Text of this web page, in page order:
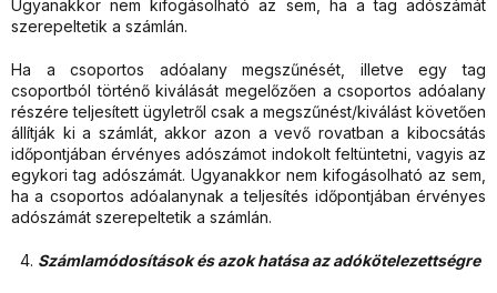
Ugyanakkor nem kifogásolható az sem, ha a tag adószámát
szerepeltetik a számlán.
Ha a csoportos adóalany megszűnését, illetve egy tag
csoportból történő kiválását megelőzően a csoportos adóalany
részére teljesített ügyletről csak a megszűnést/kiválást követően
állítják ki a számlát, akkor azon a vevő rovatban a kibocsátás
időpontjában érvényes adószámot indokolt feltüntetni, vagyis az
egykori tag adószámát. Ugyanakkor nem kifogásolható az sem,
ha a csoportos adóalanynak a teljesítés időpontjában érvényes
adószámát szerepeltetik a számlán.
Számlamódosítások és azok hatása az adókötelezettségre